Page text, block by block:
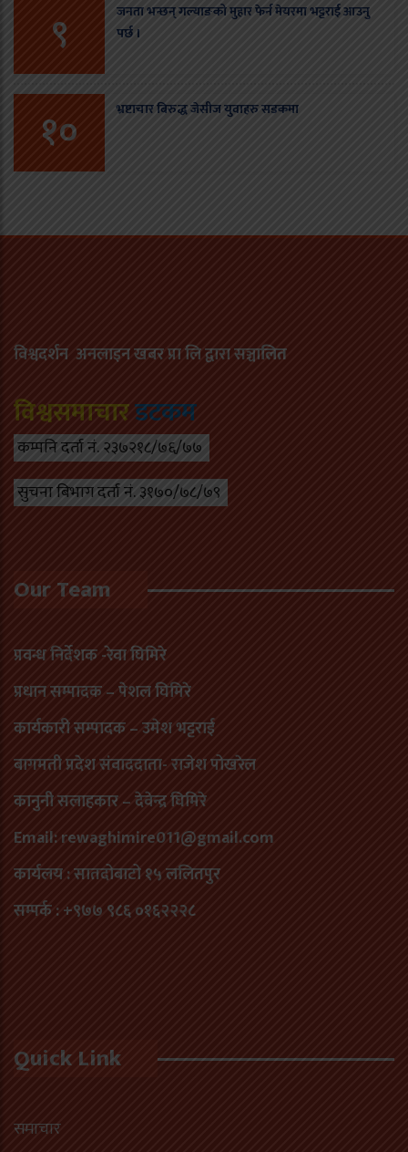
९
जनता भन्छन् गल्याङको मुहार फेर्न मेयरमा भट्टराई आउनु
पर्छ ।
१० भ्रष्टाचार बिरुद्ध जेसीज युवाहरु सडकमा
विश्वदर्शन अनलाइन खबर प्रा लि द्वारा सञ्चालित
विश्वसमाचारडटकम
कम्पनि दर्ता नं. २३७२१८/७६/७७
सुचना बिभाग दर्ता नं. ३१७०/७८/७९
Our Team
प्रवन्ध निर्देशक -रेवा घिमिरे
प्रधान सम्पादक – पेशल घिमिरे
कार्यकारी सम्पादक – उमेश भट्टराई
बागमती प्रदेश संवाददाता- राजेश पोखरेल
कानुनी सलाहकार – देवेन्द्र घिमिरे
Email: rewaghimire011@gmail.com
कार्यलय : सातदोबाटो १५ ललितपुर
सम्पर्क : +९७७ ९८६ ०१६२२२८
Quick Link
समाचार